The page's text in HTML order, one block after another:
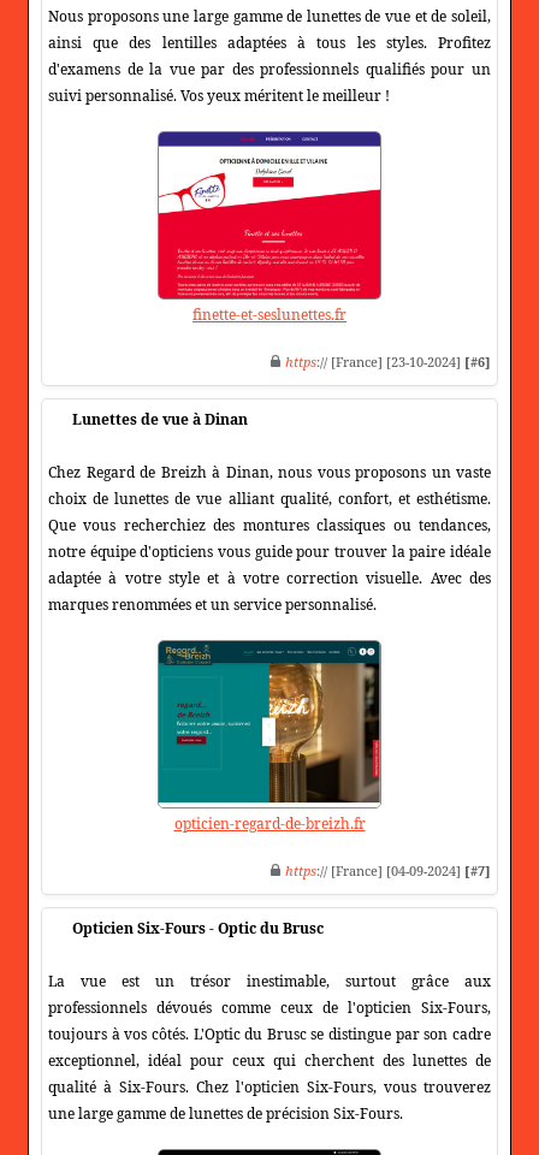
Nous proposons une large gamme de lunettes de vue et de soleil,
ainsi que des lentilles adaptées à tous les styles. Profitez
d'examens de la vue par des professionnels qualifiés pour un
suivi personnalisé. Vos yeux méritent le meilleur !
finette-et-seslunettes.fr
https:// [France] [23-10-2024] [#6]
Lunettes de vue à Dinan
Chez Regard de Breizh à Dinan, nous vous proposons un vaste
choix de lunettes de vue alliant qualité, confort, et esthétisme.
Que vous recherchiez des montures classiques ou tendances,
notre équipe d'opticiens vous guide pour trouver la paire idéale
adaptée à votre style et à votre correction visuelle. Avec des
marques renommées et un service personnalisé.
opticien-regard-de-breizh.fr
https:// [France] [04-09-2024] [#7]
Opticien Six-Fours - Optic du Brusc
La vue est un trésor inestimable, surtout grâce aux
professionnels dévoués comme ceux de l'opticien Six-Fours,
toujours à vos côtés. L'Optic du Brusc se distingue par son cadre
exceptionnel, idéal pour ceux qui cherchent des lunettes de
qualité à Six-Fours. Chez l'opticien Six-Fours, vous trouverez
une large gamme de lunettes de précision Six-Fours.